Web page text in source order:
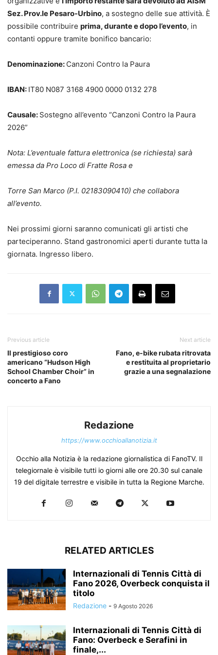
Sez. Prov.le Pesaro-Urbino, a sostegno delle sue attività. È
possibile contribuire prima, durante e dopo l’evento, in
contanti oppure tramite bonifico bancario:
Denominazione: Canzoni Contro la Paura
IBAN: IT80 N087 3168 4900 0000 0132 278
Causale: Sostegno all’evento “Canzoni Contro la Paura
2026”
Nota: L’eventuale fattura elettronica (se richiesta) sarà
emessa da Pro Loco di Fratte Rosa e
Torre San Marco (P.I. 02183090410) che collabora
all’evento.
Nei prossimi giorni saranno comunicati gli artisti che
parteciperanno. Stand gastronomici aperti durante tutta la
giornata. Ingresso libero.
Previous article
Il prestigioso coro
americano “Hudson High
School Chamber Choir” in
concerto a Fano
Next article
Fano, e-bike rubata ritrovata
e restituita al proprietario
grazie a una segnalazione
Redazione
https://www.occhioallanotizia.it
Occhio alla Notizia è la redazione giornalistica di FanoTV. Il
telegiornale è visibile tutti io giorni alle ore 20.30 sul canale
19 del digitale terrestre e visibile in tutta la Regione Marche.
RELATED ARTICLES
Internazionali di Tennis Città di
Fano 2026, Overbeck conquista il
titolo
Redazione - 9 Agosto 2026
Internazionali di Tennis Città di
Fano: Overbeck e Serafini in
finale,...